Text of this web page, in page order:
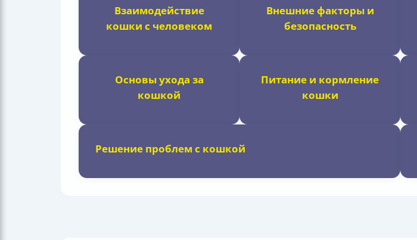
Взаимодействие
кошки с человеком
Внешние факторы и
безопасность
Основы ухода за
кошкой
Питание и кормление
кошки
Решение проблем с кошкой